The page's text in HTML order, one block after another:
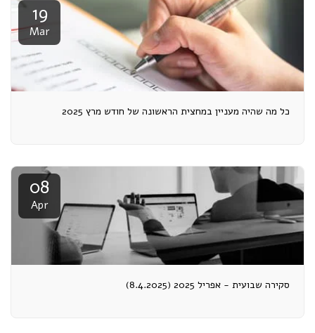
19
Mar
כל מה שהיה מעניין במחצית הראשונה של חודש מרץ 2025
08
Apr
סקירה שבועית - אפריל 2025 (8.4.2025)